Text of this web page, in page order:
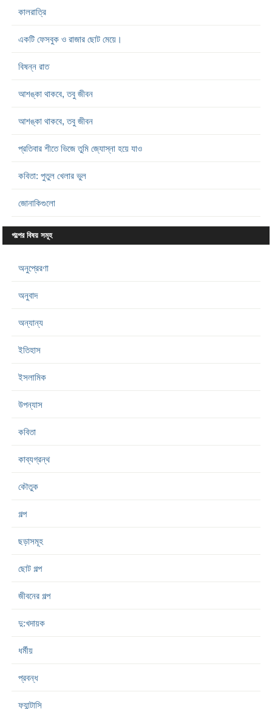
কালরাত্রি
একটি ফেসবুক ও রাজার ছোট মেয়ে।
বিষন্ন রাত
আশঙ্কা থাকবে, তবু জীবন
আশঙ্কা থাকবে, তবু জীবন
প্রতিবার শীতে ভিজে তুমি জ্যোস্না হয়ে যাও
কবিতা: পুতুল খেলার ভুল
জোনাকিগুলো
গল্পের বিষয় সমূহ
অনুপ্রেরণা
অনুবাদ
অন্যান্য
ইতিহাস
ইসলামিক
উপন্যাস
কবিতা
কাব্যগ্রন্থ
কৌতুক
গল্প
ছড়াসমূহ
ছোট গল্প
জীবনের গল্প
দু:খদায়ক
ধর্মীয়
প্রবন্ধ
ফ্যান্টাসি